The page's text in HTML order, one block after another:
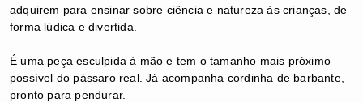
adquirem para ensinar sobre ciência e natureza às crianças, de
forma lúdica e divertida.
É uma peça esculpida à mão e tem o tamanho mais próximo
possível do pássaro real.Já acompanha cordinha de barbante,
pronto para pendurar.